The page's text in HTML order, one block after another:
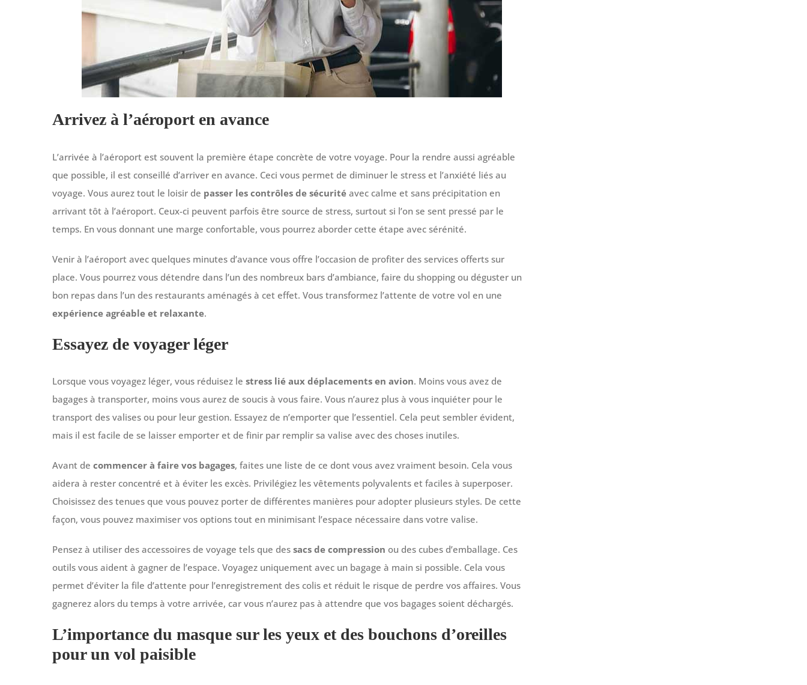
Arrivez à l’aéroport en avance
L’arrivée à l’aéroport est souvent la première étape concrète de votre voyage. Pour la rendre aussi agréable
que possible, il est conseillé d’arriver en avance. Ceci vous permet de diminuer le stress et l’anxiété liés au
voyage. Vous aurez tout le loisir de passer les contrôles de sécuritéavec calme et sans précipitation en
arrivant tôt à l’aéroport. Ceux-ci peuvent parfois être source de stress, surtout si l’on se sent pressé par le
temps. En vous donnant une marge confortable, vous pourrez aborder cette étape avec sérénité.
Venir à l’aéroport avec quelques minutes d’avance vous offre l’occasion de profiter des services offerts sur
place. Vous pourrez vous détendre dans l’un des nombreux bars d’ambiance, faire du shopping ou déguster un
bon repas dans l’un des restaurants aménagés à cet effet. Vous transformez l’attente de votre vol en une
expérience agréable et relaxante.
Essayez de voyager léger
Lorsque vous voyagez léger, vous réduisez le stress lié aux déplacements en avion. Moins vous avez de
bagages à transporter, moins vous aurez de soucis à vous faire. Vous n’aurez plus à vous inquiéter pour le
transport des valises ou pour leur gestion. Essayez de n’emporter que l’essentiel. Cela peut sembler évident,
mais il est facile de se laisser emporter et de finir par remplir sa valise avec des choses inutiles.
Avant de commencer à faire vos bagages, faites une liste de ce dont vous avez vraiment besoin. Cela vous
aidera à rester concentré et à éviter les excès. Privilégiez les vêtements polyvalents et faciles à superposer.
Choisissez des tenues que vous pouvez porter de différentes manières pour adopter plusieurs styles. De cette
façon, vous pouvez maximiser vos options tout en minimisant l’espace nécessaire dans votre valise.
Pensez à utiliser des accessoires de voyage tels que des sacs de compression ou des cubes d’emballage. Ces
outils vous aident à gagner de l’espace. Voyagez uniquement avec un bagage à main si possible. Cela vous
permet d’éviter la file d’attente pour l’enregistrement des colis et réduit le risque de perdre vos affaires. Vous
gagnerez alors du temps à votre arrivée, car vous n’aurez pas à attendre que vos bagages soient déchargés.
L’importance du masque sur les yeux et des bouchons d’oreilles
pour un vol paisible